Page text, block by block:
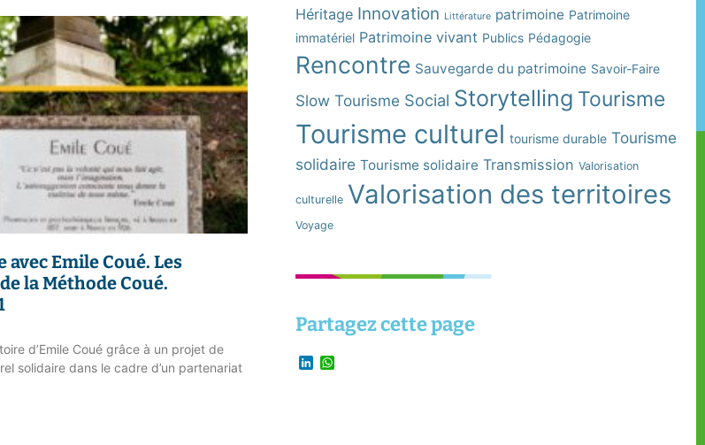
avec Emile Coué.Les
la Méthode Coué.
d’Emile Coué grâce à un projet de
solidaire dans le cadre d’un partenariat
Héritage Innovation Littérature patrimoine Patrimoine
immatériel Patrimoine vivant Publics Pédagogie
Rencontre Sauvegarde du patrimoine Savoir-Faire
Slow Tourisme Social Storytelling Tourisme
Tourisme culturel tourisme durable Tourisme
solidaire Tourisme solidaire Transmission Valorisation
culturelle Valorisation des territoires
Voyage
Partagez cette page
LinkedIn
WhatsApp